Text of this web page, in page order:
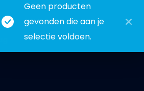
Geen producten
gevonden die aan je
selectie voldoen.